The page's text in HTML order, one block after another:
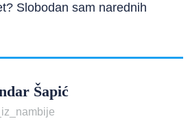
Slobodan sam narednih
Šapić